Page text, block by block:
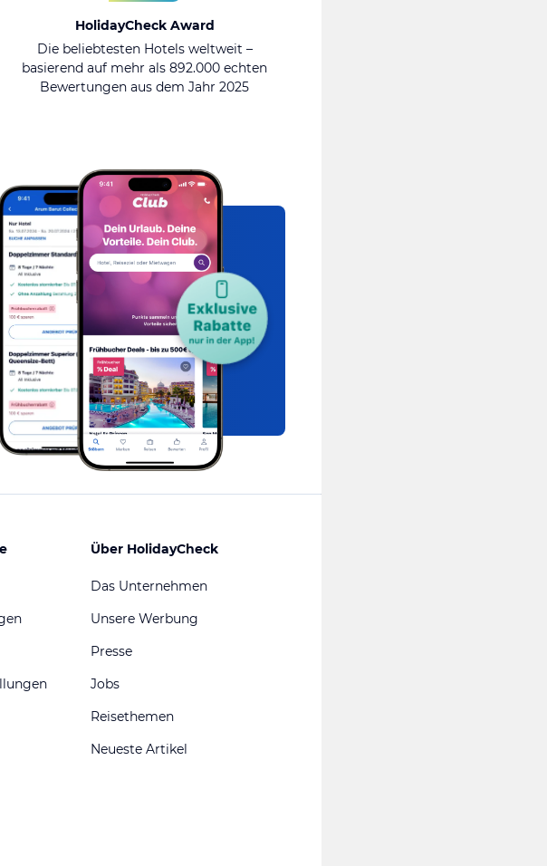
HolidayCheck Award
Die beliebtesten Hotels weltweit –
basierend auf mehr als 892.000 echten
Bewertungen aus dem Jahr 2025
Über HolidayCheck
Das Unternehmen
Unsere Werbung
Presse
Jobs
Reisethemen
Neueste Artikel